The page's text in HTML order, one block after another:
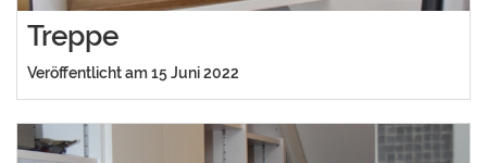
Treppe
Veröffentlicht am 15 Juni 2022